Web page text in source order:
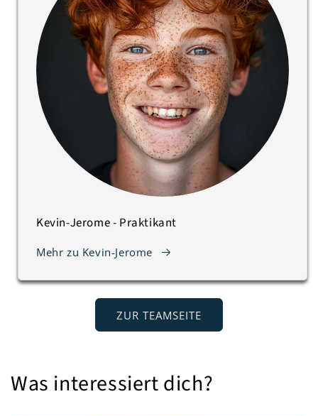
Kevin-Jerome - Praktikant
Mehr zu Kevin-Jerome
ZUR TEAMSEITE
Was interessiert dich?